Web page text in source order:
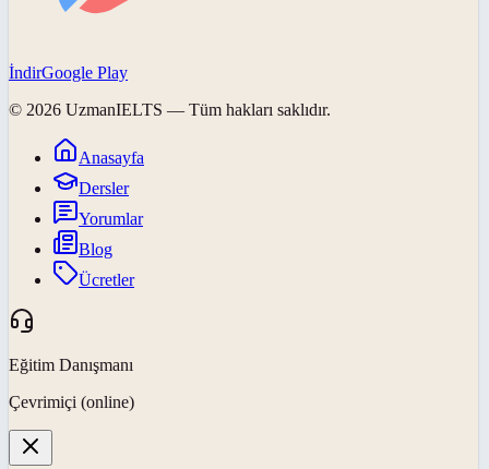
İndirGoogle Play
© 2026 UzmanIELTS — Tüm hakları saklıdır.
Anasayfa
Dersler
Yorumlar
Blog
Ücretler
Eğitim Danışmanı
Çevrimiçi (online)